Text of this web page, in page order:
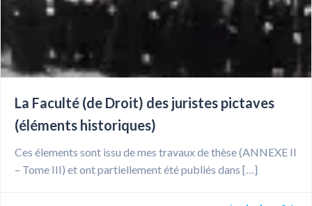
La Faculté (de Droit) des juristes pictaves
(éléments historiques)
Ces élements sont issu de mes travaux de thèse (ANNEXE II
– Tome III) et ont partiellement été publiés dans […]